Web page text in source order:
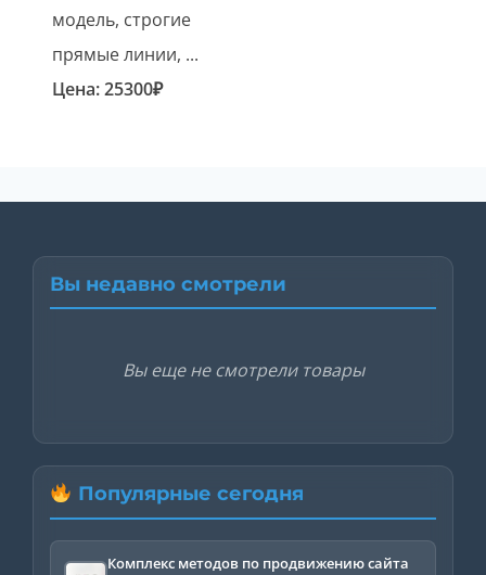
модель, строгие
прямые линии, ...
Цена:25300₽
Вы недавно смотрели
Вы еще не смотрели товары
Популярные сегодня
Комплекс методов по продвижению сайта